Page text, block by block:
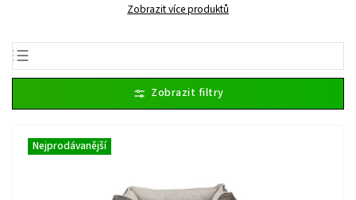
Zobrazit více produktů
Nejlevnější
Nejdražší
Abecedně
Nejprodávanější